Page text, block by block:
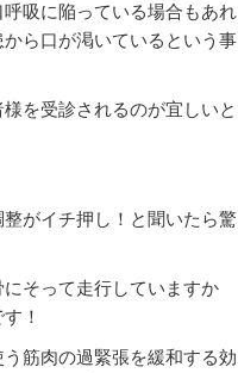
吸に陥っている場合もあれ
ら口が渇いているという事
を受診されるのが宜しいと
がイチ押し！と聞いたら驚
そって走行していますか
！
筋肉の過緊張を緩和する効